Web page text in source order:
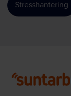
Stresshantering